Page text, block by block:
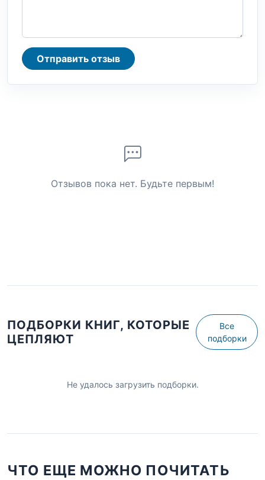
Отправить отзыв
Отзывов пока нет. Будьте первым!
ПОДБОРКИ КНИГ, КОТОРЫЕ
ЦЕПЛЯЮТ
Все
подборки
Не удалось загрузить подборки.
ЧТО ЕЩЕ МОЖНО ПОЧИТАТЬ